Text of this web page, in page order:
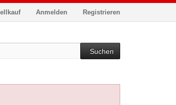
Registrieren
Anmelden
Suchen